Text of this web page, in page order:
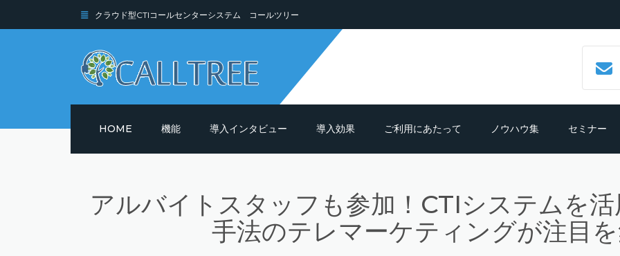
クラウド型CTIコールセンターシステム コールツリー
HOME 機能
セキュリティ
導入インタビュー 導入効果
導入効果シュミレーション
導入の前におさえておきたいポイン
ご利用にあたって
ご利用までの流れ
よくある質問
ノウハウ集
CTIシステムとは？導入メリット
紹介
セミナー
アルバイトスタッフも参加！CTIシステムを
手法のテレマーケティングが注目を